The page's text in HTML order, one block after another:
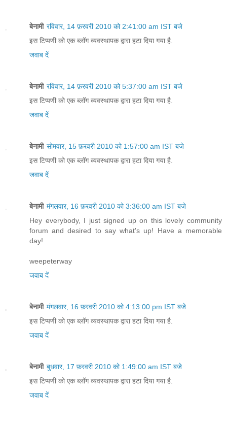
बेनामी रविवार, 14 फ़रवरी 2010 को 2:41:00 am IST बजे
इस टिप्पणी को एक ब्लॉग व्यवस्थापक द्वारा हटा दिया गया है.
जवाब दें
बेनामी रविवार, 14 फ़रवरी 2010 को 5:37:00 am IST बजे
इस टिप्पणी को एक ब्लॉग व्यवस्थापक द्वारा हटा दिया गया है.
जवाब दें
बेनामी सोमवार, 15 फ़रवरी 2010 को 1:57:00 am IST बजे
इस टिप्पणी को एक ब्लॉग व्यवस्थापक द्वारा हटा दिया गया है.
जवाब दें
बेनामी मंगलवार, 16 फ़रवरी 2010 को 3:36:00 am IST बजे
Hey everybody, I just signed up on this lovely community
forum and desired to say what's up! Have a memorable
day!
weepeterway
जवाब दें
बेनामी मंगलवार, 16 फ़रवरी 2010 को 4:13:00 pm IST बजे
इस टिप्पणी को एक ब्लॉग व्यवस्थापक द्वारा हटा दिया गया है.
जवाब दें
बेनामी बुधवार, 17 फ़रवरी 2010 को 1:49:00 am IST बजे
इस टिप्पणी को एक ब्लॉग व्यवस्थापक द्वारा हटा दिया गया है.
जवाब दें